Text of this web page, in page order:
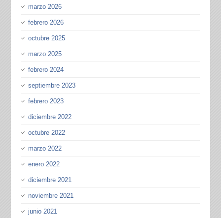
marzo 2026
febrero 2026
octubre 2025
marzo 2025
febrero 2024
septiembre 2023
febrero 2023
diciembre 2022
octubre 2022
marzo 2022
enero 2022
diciembre 2021
noviembre 2021
junio 2021